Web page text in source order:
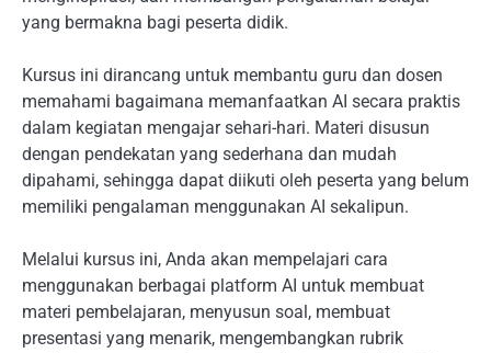
yang bermakna bagi peserta didik.
Kursus ini dirancang untuk membantu guru dan dosen
memahami bagaimana memanfaatkan AI secara praktis
dalam kegiatan mengajar sehari-hari. Materi disusun
dengan pendekatan yang sederhana dan mudah
dipahami, sehingga dapat diikuti oleh peserta yang belum
memiliki pengalaman menggunakan AI sekalipun.
Melalui kursus ini, Anda akan mempelajari cara
menggunakan berbagai platform AI untuk membuat
materi pembelajaran, menyusun soal, membuat
presentasi yang menarik, mengembangkan rubrik